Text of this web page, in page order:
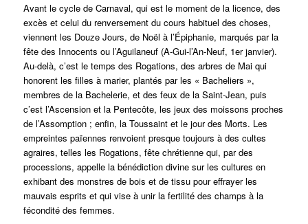
Avant le cycle de Carnaval, qui est le moment de la licence, des
excès et celui du renversement du cours habituel des choses,
viennent les Douze Jours, de Noël à l’Épiphanie, marqués par la
fête des Innocents ou l’Aguilaneuf (A-Gui-l’An-Neuf, 1er janvier).
Au-delà, c’est le temps des Rogations, des arbres de Mai qui
honorent les filles à marier, plantés par les « Bacheliers »,
membres de la Bachelerie, et des feux de la Saint-Jean, puis
c’est l’Ascension et la Pentecôte, les jeux des moissons proches
de l’Assomption ; enfin, la Toussaint et le jour des Morts. Les
empreintes païennes renvoient presque toujours à des cultes
agraires, telles les Rogations, fête chrétienne qui, par des
processions, appelle la bénédiction divine sur les cultures en
exhibant des monstres de bois et de tissu pour effrayer les
mauvais esprits et qui vise à unir la fertilité des champs à la
fécondité des femmes.